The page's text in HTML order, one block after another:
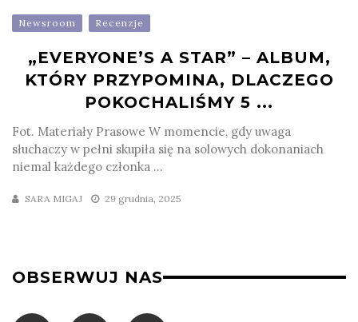
Newsroom Recenzje
„EVERYONE’S A STAR” – ALBUM,
KTÓRY PRZYPOMINA, DLACZEGO
POKOCHALIŚMY 5 ...
Fot. Materiały Prasowe W momencie, gdy uwaga
słuchaczy w pełni skupiła się na solowych dokonaniach
niemal każdego członka ...
SARA MIGAJ 29 grudnia, 2025
OBSERWUJ NAS